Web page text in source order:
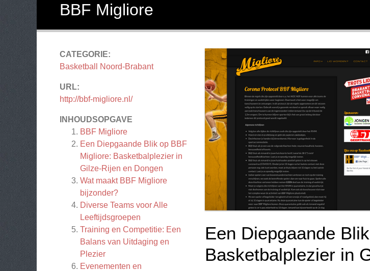
BBF Migliore
CATEGORIE:
Basketball Noord-Brabant
URL:
http://bbf-migliore.nl/
INHOUDSOPGAVE
BBF Migliore
Een Diepgaande Blik op BBF
Migliore: Basketbalplezier in
Gilze-Rijen en Dongen
Wat maakt BBF Migliore
bijzonder?
Diverse Teams voor Alle
Leeftijdsgroepen
Training en Competitie: Een
Balans van Uitdaging en
Plezier
Evenementen en
Een Diepgaande
Basketbalplezier in